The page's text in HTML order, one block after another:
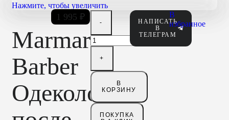
Нажмите, чтобы увеличить
Marmara
Barber
Одеколон
1 995₽
В
КОРЗИНУ
ПОКУПКА
НАПИСАТЬ
В
ТЕЛЕГРАМ
В
избранное